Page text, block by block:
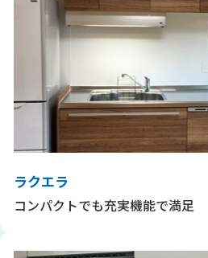
ラクエラ
コンパクトでも充実機能で満足